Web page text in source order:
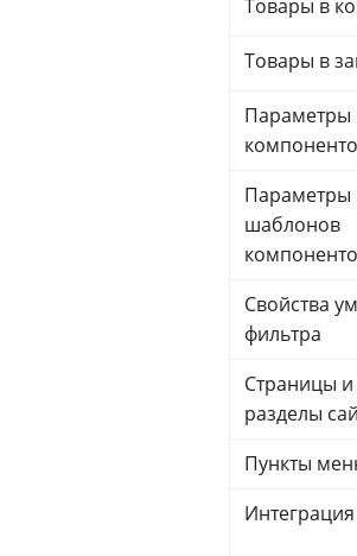
Товары в
Товары в
Параметры
Параметры
шаблонов
Свойства
фильтра
Страницы и
разделы
Пункты